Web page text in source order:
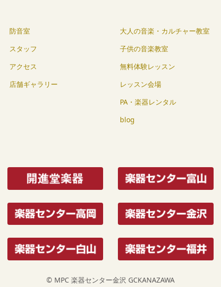
防音室
スタッフ
アクセス
店舗ギャラリー
大人の音楽・カルチャー教室
子供の音楽教室
無料体験レッスン
レッスン会場
PA・楽器レンタル
blog
© MPC 楽器センター金沢 GCKANAZAWA